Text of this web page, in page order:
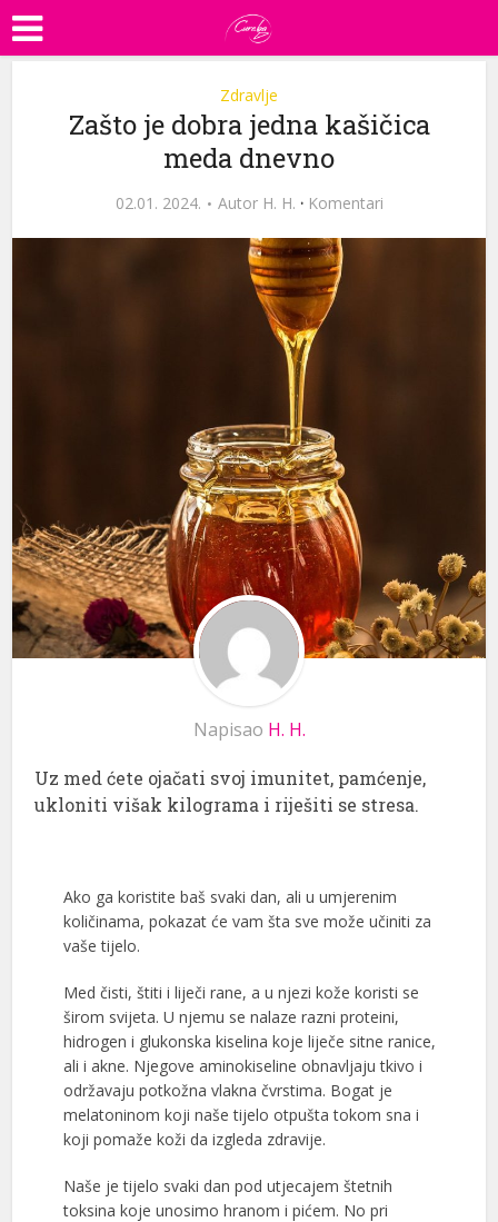
Zdravlje
Zašto je dobra jedna kašičica
meda dnevno
02.01. 2024. Autor H. H. · Komentari
Napisao H. H.
Uz med ćete ojačati svoj imunitet, pamćenje,
ukloniti višak kilograma i riješiti se stresa.
Ako ga koristite baš svaki dan, ali u umjerenim
količinama, pokazat će vam šta sve može učiniti za
vaše tijelo.
Med čisti, štiti i liječi rane, a u njezi kože koristi se
širom svijeta. U njemu se nalaze razni proteini,
hidrogen i glukonska kiselina koje liječe sitne ranice,
ali i akne. Njegove aminokiseline obnavljaju tkivo i
održavaju potkožna vlakna čvrstima. Bogat je
melatoninom koji naše tijelo otpušta tokom sna i
koji pomaže koži da izgleda zdravije.
Naše je tijelo svaki dan pod utjecajem štetnih
toksina koje unosimo hranom i pićem. No pri